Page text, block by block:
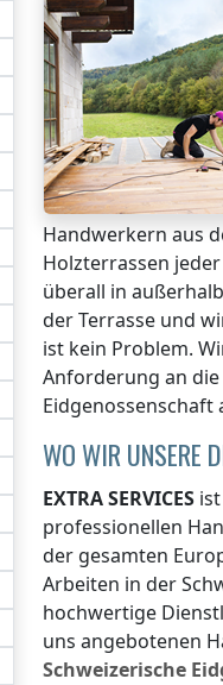
Handwerkern aus
Holzterrassen
überall in
der Terrasse und
ist kein Problem.
Anforderung an
Eidgenossenschaft
WO WIR UNSERE
EXTRA SERVICES
professionellen
der gesamten
Arbeiten in der
hochwertige
uns angebotenen
Schweizerische